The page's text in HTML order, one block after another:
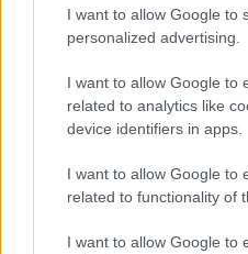
I want to allow Google to
personalized advertising.
I want to allow Google to
related to analytics like
device identifiers in apps.
I want to allow Google to
related to functionality of
I want to allow Google to
filmet, három hónappal
West koncertjén látták
Forrás:pagesix.com
Kávé mellé
hírek,